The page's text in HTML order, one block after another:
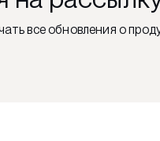
все обновления о